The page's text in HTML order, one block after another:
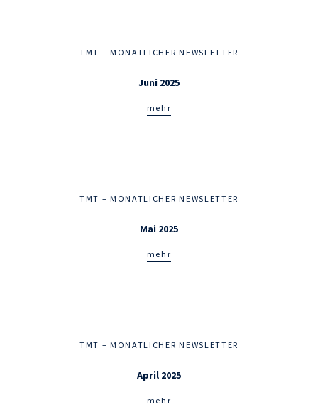
TMT – MONATLICHER NEWSLETTER
Juni 2025
mehr
TMT – MONATLICHER NEWSLETTER
Mai 2025
mehr
TMT – MONATLICHER NEWSLETTER
April 2025
mehr